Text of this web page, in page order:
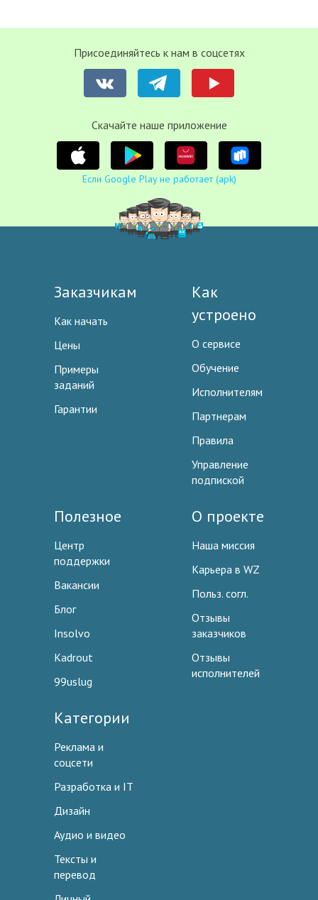
Присоединяйтесь к нам в соцсетях
Cкачайте наше приложение
Если Google Play не работает (apk)
Заказчикам
Как начать
Цены
Примеры
заданий
Гарантии
Как
устроено
О сервисе
Обучение
Исполнителям
Партнерам
Правила
Управление
подпиской
Полезное
Центр
поддержки
Вакансии
Блог
Insolvo
Kadrout
99uslug
О проекте
Наша миссия
Карьера в WZ
Польз. согл.
Отзывы
заказчиков
Отзывы
исполнителей
Категории
Реклама и
соцсети
Разработка и IT
Дизайн
Аудио и видео
Тексты и
перевод